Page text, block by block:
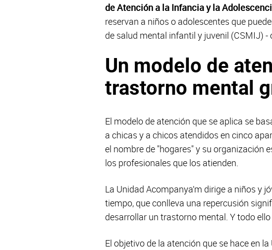
de Atención a la Infancia y la
reservan a niños o adolescentes que
de salud mental infantil y juvenil (CSMIJ)
Un modelo de
trastorno mental
El modelo de atención que se aplica se
a chicas y a chicos atendidos en cinco
el nombre de "hogares" y su organización
los profesionales que los atienden.
La Unidad Acompanya’m dirige a niños y
tiempo, que conlleva una repercusión
desarrollar un trastorno mental. Y todo
El objetivo de la atención que se hace en